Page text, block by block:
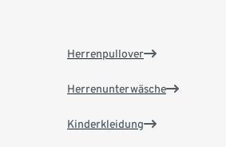
Herrenpullover
Herrenunterwäsche
Kinderkleidung